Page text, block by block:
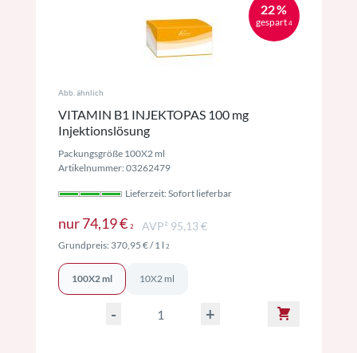
22 %
gespart 4
Abb. ähnlich
VITAMIN B1 INJEKTOPAS 100 mg
Injektionslösung
Packungsgröße 100X2 ml
Artikelnummer: 03262479
Lieferzeit: Sofort lieferbar
nur74,19 € 2Preise inkl. MwSt. ggf. zzgl. Versand
AVP² 95,13 €
Grundpreis: 370,95 €/ 1 l 2Preise inkl. MwSt. ggf. zzgl. Versand
100X2 ml 10X2 ml
- +